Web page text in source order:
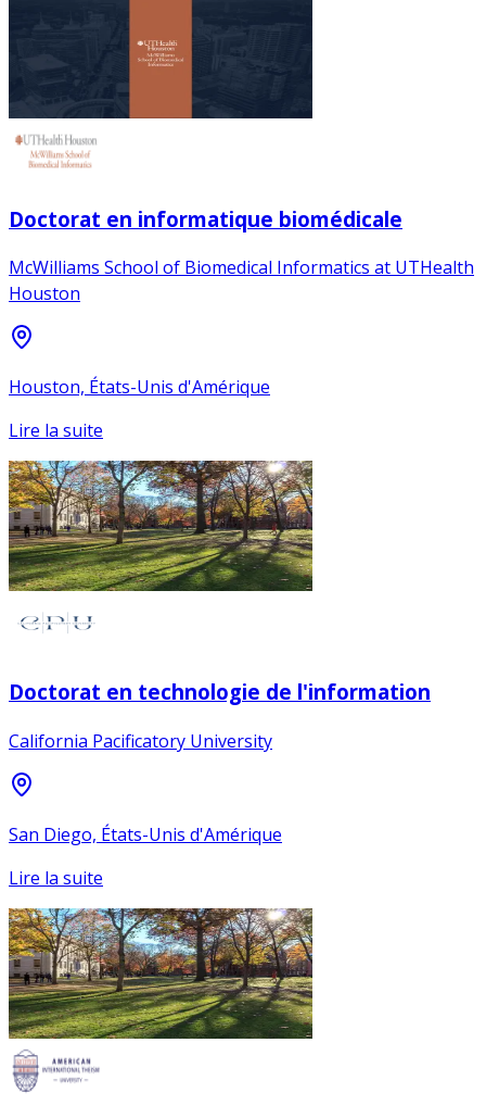
Doctorat en informatique biomédicale
McWilliams School of Biomedical Informatics at UTHealth
Houston
Houston, États-Unis d'Amérique
Lire la suite
Doctorat en technologie de l'information
California Pacificatory University
San Diego, États-Unis d'Amérique
Lire la suite